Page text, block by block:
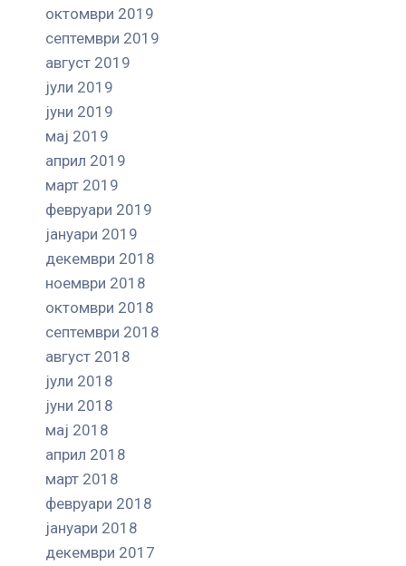
октомври 2019
септември 2019
август 2019
јули 2019
јуни 2019
мај 2019
април 2019
март 2019
февруари 2019
јануари 2019
декември 2018
ноември 2018
октомври 2018
септември 2018
август 2018
јули 2018
јуни 2018
мај 2018
април 2018
март 2018
февруари 2018
јануари 2018
декември 2017